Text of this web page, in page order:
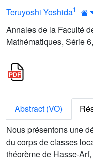
Teruyoshi Yoshida1
Annales de la Faculté
Mathématiques, Série
Abstract (VO)
Nous présentons une
du corps de classes
théorème de Hasse-